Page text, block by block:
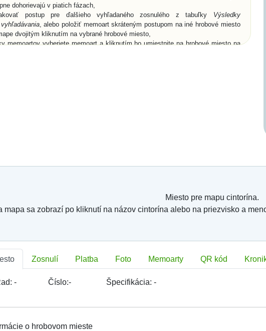
dohorievajú v piatich fázach,
postup pre ďalšieho vyhľadaného zosnulého z tabuľky Výsledky
, alebo položiť memoart skráteným postupom na iné hrobové miesto
dvojitým kliknutím na vybrané hrobové miesto,
memoartov vyberiete memoart a kliknutím ho umiestnite na hrobové miesto na
Miesto pre mapu cintorína.
mapa sa zobrazí po kliknutí na názov cintorína alebo na priezvisko a
Zosnulí Platba Foto Memoarty QR kód
- Číslo:- Špecifikácia:-
o hrobovom mieste